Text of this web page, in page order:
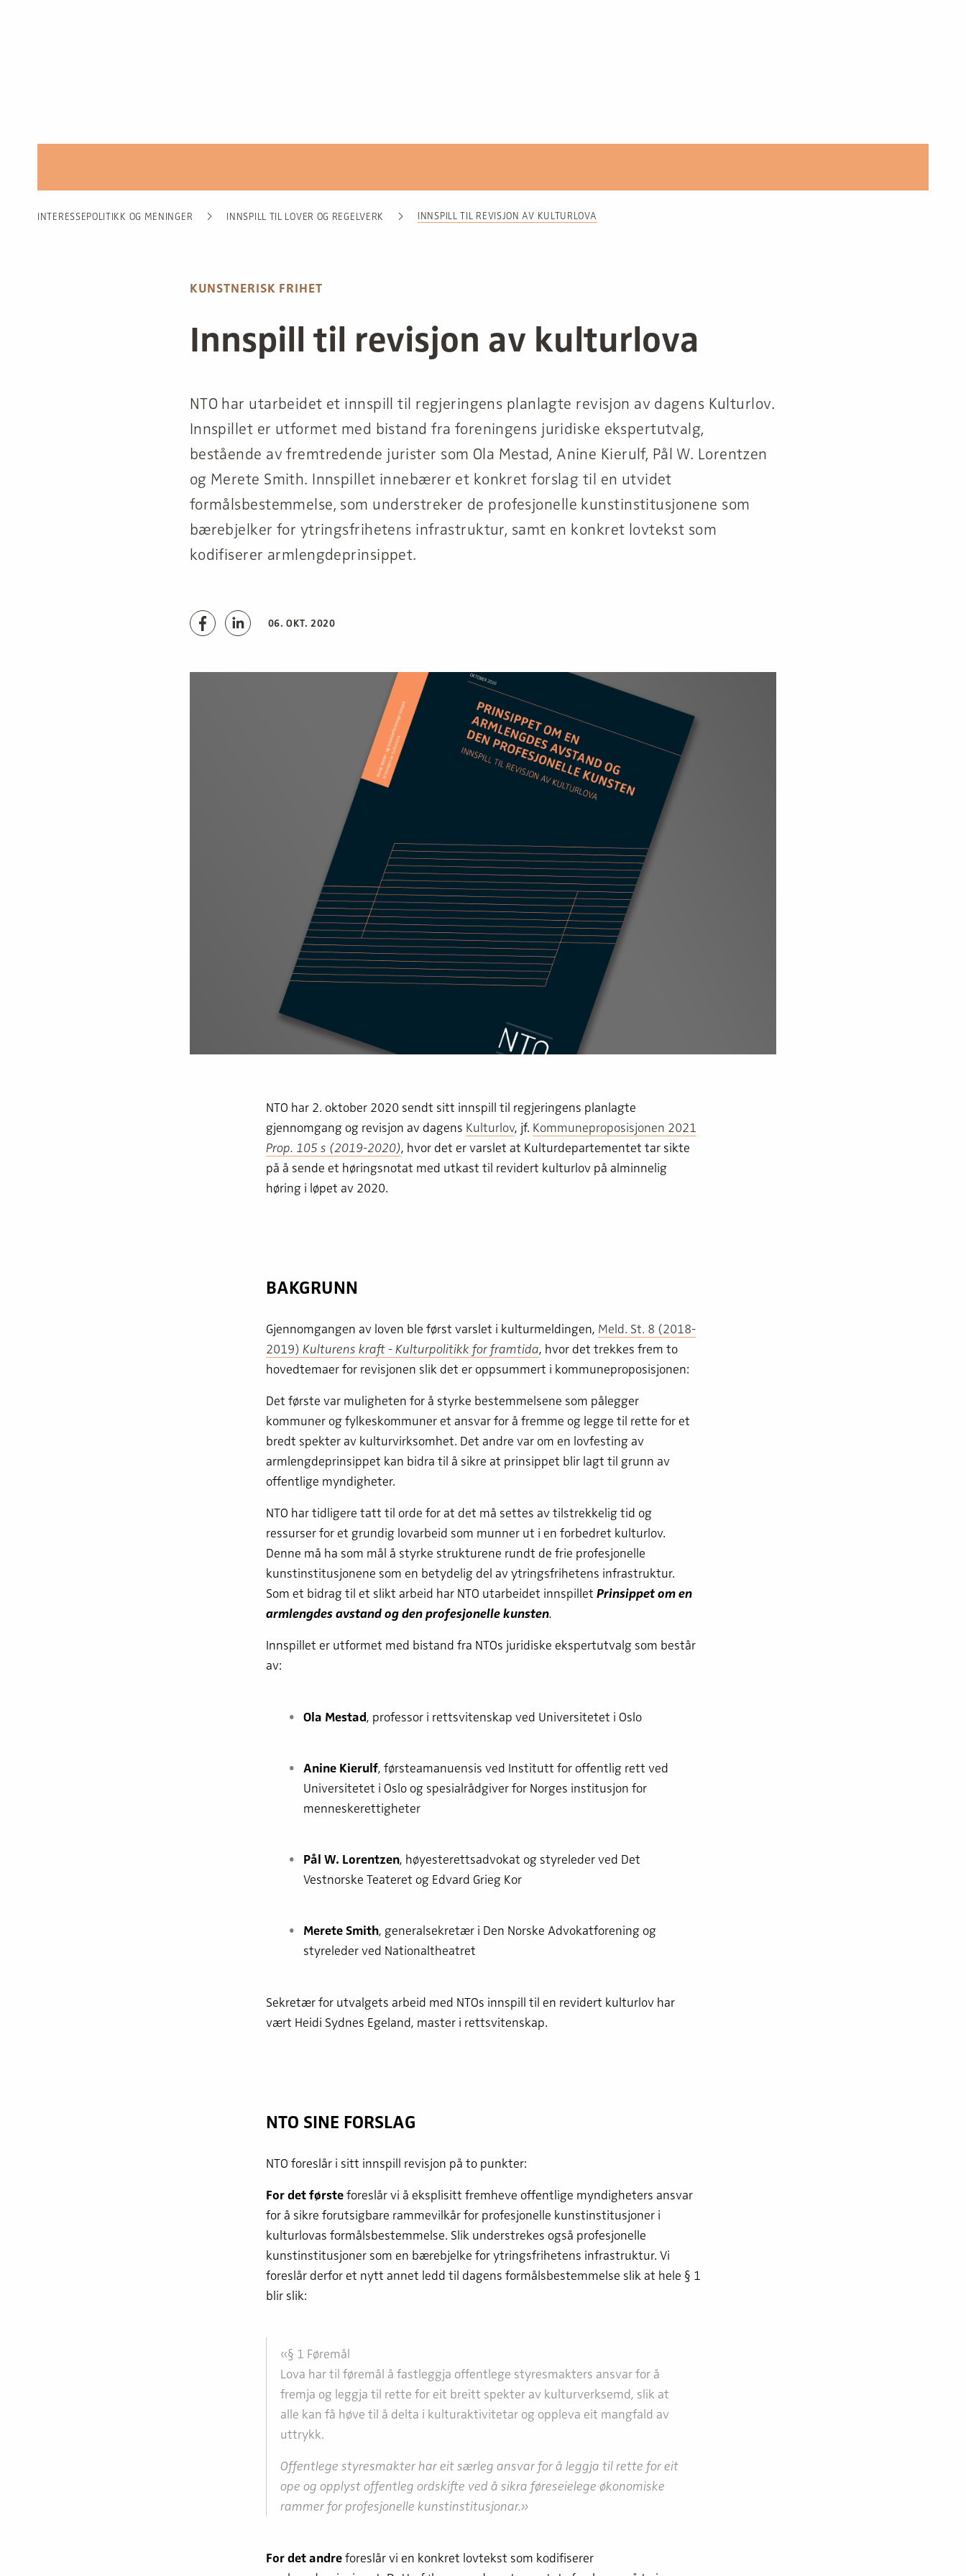
INTERESSEPOLITIKK OG MENINGER INNSPILL TIL LOVER OG REGELVERK INNSPILL TIL REVISJON AV KULTURLOVA
KUNSTNERISK FRIHET
Innspill til revisjon av kulturlova
NTO har utarbeidet et innspill til regjeringens planlagte revisjon av dagens Kulturlov.
Innspillet er utformet med bistand fra foreningens juridiske ekspertutvalg,
bestående av fremtredende jurister som Ola Mestad, Anine Kierulf, Pål W. Lorentzen
og Merete Smith. Innspillet innebærer et konkret forslag til en utvidet
formålsbestemmelse, som understreker de profesjonelle kunstinstitusjonene som
bærebjelker for ytringsfrihetens infrastruktur, samt en konkret lovtekst som
kodifiserer armlengdeprinsippet.
06. OKT. 2020
NTO har 2. oktober 2020 sendt sitt innspill til regjeringens planlagte
gjennomgang og revisjon av dagens Kulturlov, jf. Kommuneproposisjonen 2021
Prop. 105 s (2019-2020), hvor det er varslet at Kulturdepartementet tar sikte
på å sende et høringsnotat med utkast til revidert kulturlov på alminnelig
høring i løpet av 2020.
BAKGRUNN
Gjennomgangen av loven ble først varslet i kulturmeldingen, Meld. St. 8 (2018-
2019) Kulturens kraft - Kulturpolitikk for framtida, hvor det trekkes frem to
hovedtemaer for revisjonen slik det er oppsummert i kommuneproposisjonen:
Det første var muligheten for å styrke bestemmelsene som pålegger
kommuner og fylkeskommuner et ansvar for å fremme og legge til rette for et
bredt spekter av kulturvirksomhet. Det andre var om en lovfesting av
armlengdeprinsippet kan bidra til å sikre at prinsippet blir lagt til grunn av
offentlige myndigheter.
NTO har tidligere tatt til orde for at det må settes av tilstrekkelig tid og
ressurser for et grundig lovarbeid som munner ut i en forbedret kulturlov.
Denne må ha som mål å styrke strukturene rundt de frie profesjonelle
kunstinstitusjonene som en betydelig del av ytringsfrihetens infrastruktur.
Som et bidrag til et slikt arbeid har NTO utarbeidet innspillet Prinsippet om en
armlengdes avstand og den profesjonelle kunsten.
Innspillet er utformet med bistand fra NTOs juridiske ekspertutvalg som består
av:
Ola Mestad, professor i rettsvitenskap ved Universitetet i Oslo
Anine Kierulf, førsteamanuensis ved Institutt for offentlig rett ved
Universitetet i Oslo og spesialrådgiver for Norges institusjon for
menneskerettigheter
Pål W. Lorentzen, høyesterettsadvokat og styreleder ved Det
Vestnorske Teateret og Edvard Grieg Kor
Merete Smith, generalsekretær i Den Norske Advokatforening og
styreleder ved Nationaltheatret
Sekretær for utvalgets arbeid med NTOs innspill til en revidert kulturlov har
vært Heidi Sydnes Egeland, master i rettsvitenskap.
NTO SINE FORSLAG
NTO foreslår i sitt innspill revisjon på to punkter:
For det førsteforeslår vi å eksplisitt fremheve offentlige myndigheters ansvar
for å sikre forutsigbare rammevilkår for profesjonelle kunstinstitusjoner i
kulturlovas formålsbestemmelse. Slik understrekes også profesjonelle
kunstinstitusjoner som en bærebjelke for ytringsfrihetens infrastruktur. Vi
foreslår derfor et nytt annet ledd til dagens formålsbestemmelse slik at hele § 1
blir slik:
«§ 1 Føremål
Lova har til føremål å fastleggja offentlege styresmakters ansvar for å
fremja og leggja til rette for eit breitt spekter av kulturverksemd, slik at
alle kan få høve til å delta i kulturaktivitetar og oppleva eit mangfald av
uttrykk.
Offentlege styresmakter har eit særleg ansvar for å leggja til rette for eit
ope og opplyst offentleg ordskifte ved å sikra føreseielege økonomiske
rammer for profesjonelle kunstinstitusjonar.»
For det andreforeslår vi en konkret lovtekst som kodifiserer